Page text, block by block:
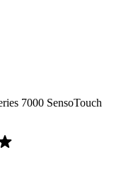
7000 SensoTouch